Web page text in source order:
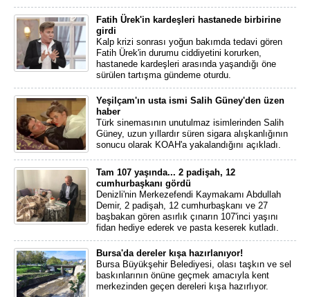
Fatih Ürek'in kardeşleri hastanede birbirine
girdi
Kalp krizi sonrası yoğun bakımda tedavi gören
Fatih Ürek'in durumu ciddiyetini korurken,
hastanede kardeşleri arasında yaşandığı öne
sürülen tartışma gündeme oturdu.
Yeşilçam'ın usta ismi Salih Güney'den üzen
haber
Türk sinemasının unutulmaz isimlerinden Salih
Güney, uzun yıllardır süren sigara alışkanlığının
sonucu olarak KOAH'a yakalandığını açıkladı.
Tam 107 yaşında... 2 padişah, 12
cumhurbaşkanı gördü
Denizli'nin Merkezefendi Kaymakamı Abdullah
Demir, 2 padişah, 12 cumhurbaşkanı ve 27
başbakan gören asırlık çınarın 107'inci yaşını
fidan hediye ederek ve pasta keserek kutladı.
Bursa'da dereler kışa hazırlanıyor!
Bursa Büyükşehir Belediyesi, olası taşkın ve sel
baskınlarının önüne geçmek amacıyla kent
merkezinden geçen dereleri kışa hazırlıyor.